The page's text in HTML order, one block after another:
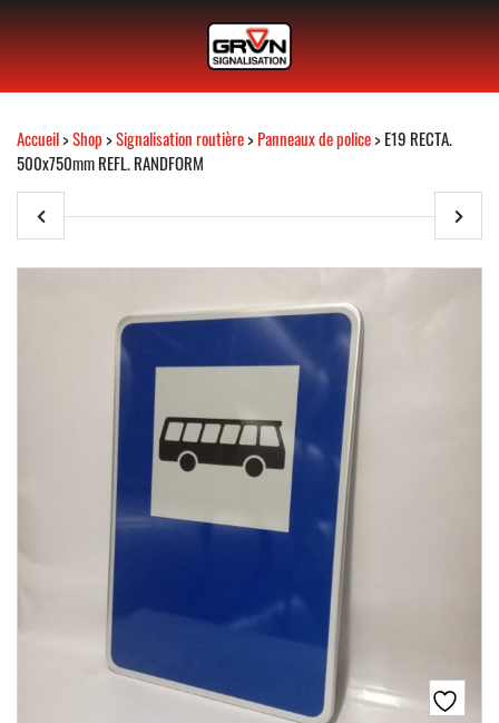
Accueil>Shop>Signalisation routière>Panneaux de police> E19 RECTA.
500x750mm REFL. RANDFORM